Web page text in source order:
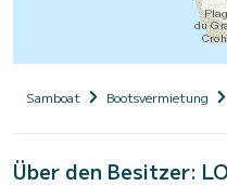
Samboat Bootsvermietung
Über den Besitzer: